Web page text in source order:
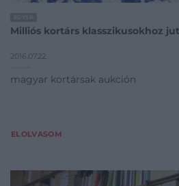
Milliós kortárs klasszikusokhoz
2016.07.22.
magyar kortársak aukción
ELOLVASOM